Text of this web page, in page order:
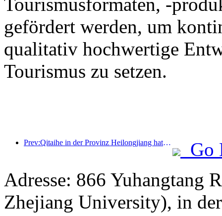
gefördert werden, um
qualitativ hochwertige
Tourismus zu setzen.
Prev:Qitaihe in der Provinz Heilongjiang hat die landesweit erste Verordnung zur Eis- und Schneeindustrie erlassen, die die Integration von KI in den Eis- und Schneesport fördert.
Go
Adresse: 866 Yuhangtang
Zhejiang University), in